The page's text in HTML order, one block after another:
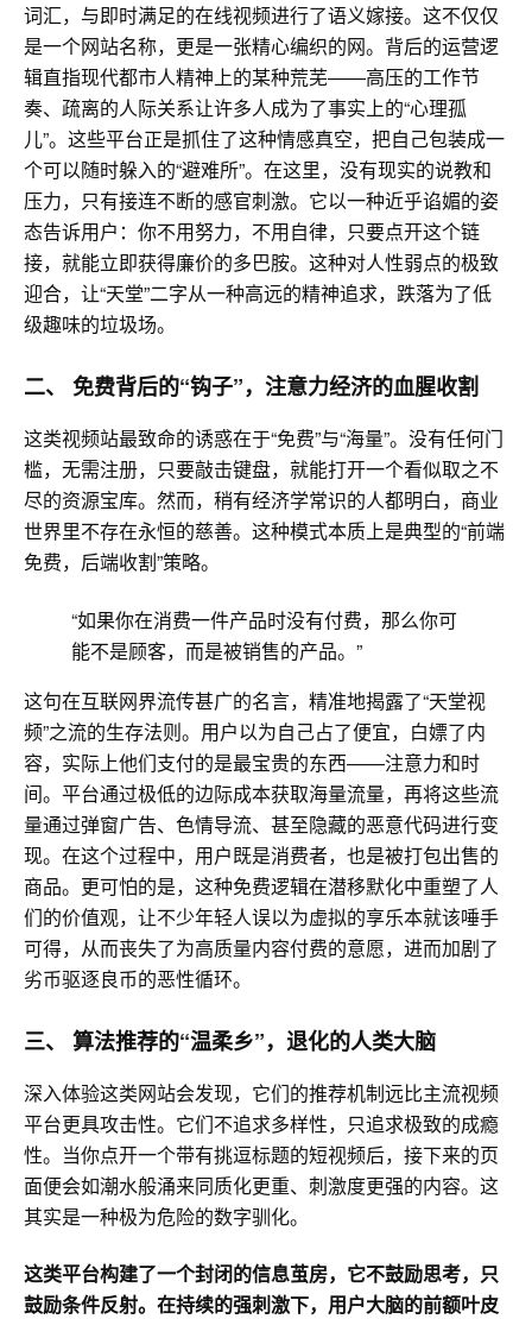
词汇，与即时满足的在线视频进行了语义嫁接。这不仅仅
是一个网站名称，更是一张精心编织的网。 背后的运营逻
辑直指现代都市人精神上的某种荒芜——高压的工作节
奏、疏离的人际关系让许多人成为了事实上的“心理孤
儿”。这些平台正是抓住了这种情感真空， 把自己包装成一
个可以随时躲入的“避难所”。 在这里，没有现实的说教和
压力，只有接连不断的感官刺激。 它以一种近乎谄媚的姿
态告诉用户：你不用努力，不用自律， 只要点开这个链
接，就能立即获得廉价的多巴胺。这种对人性弱点的极致
迎合，让“天堂”二字从一种高远的精神追求， 跌落为了低
级趣味的垃圾场。
二、 免费背后的“钩子”，注意力经济的血腥收割
这类视频站最致命的诱惑在于“免费”与“海量”。 没有任何门
槛， 无需注册，只要敲击键盘，就能打开一个看似取之不
尽的资源宝库。然而，稍有经济学常识的人都明白，商业
世界里不存在永恒的慈善。 这种模式本质上是典型的“前端
免费， 后端收割”策略。
“如果你在消费一件产品时没有付费，那么你可
能不是顾客，而是被销售的产品。”
这句在互联网界流传甚广的名言，精准地揭露了“天堂视
频”之流的生存法则。 用户以为自己占了便宜， 白嫖了内
容，实际上他们支付的是最宝贵的东西——注意力和时
间。平台通过极低的边际成本获取海量流量， 再将这些流
量通过弹窗广告、色情导流、甚至隐藏的恶意代码进行变
现。 在这个过程中，用户既是消费者， 也是被打包出售的
商品。更可怕的是，这种免费逻辑在潜移默化中重塑了人
们的价值观， 让不少年轻人误以为虚拟的享乐本就该唾手
可得，从而丧失了为高质量内容付费的意愿，进而加剧了
劣币驱逐良币的恶性循环。
三、 算法推荐的“温柔乡”，退化的人类大脑
深入体验这类网站会发现，它们的推荐机制远比主流视频
平台更具攻击性。它们不追求多样性， 只追求极致的成瘾
性。当你点开一个带有挑逗标题的短视频后， 接下来的页
面便会如潮水般涌来同质化更重、刺激度更强的内容。这
其实是一种极为危险的数字驯化。
这类平台构建了一个封闭的信息茧房， 它不鼓励思考， 只
鼓励条件反射。在持续的强刺激下， 用户大脑的前额叶皮